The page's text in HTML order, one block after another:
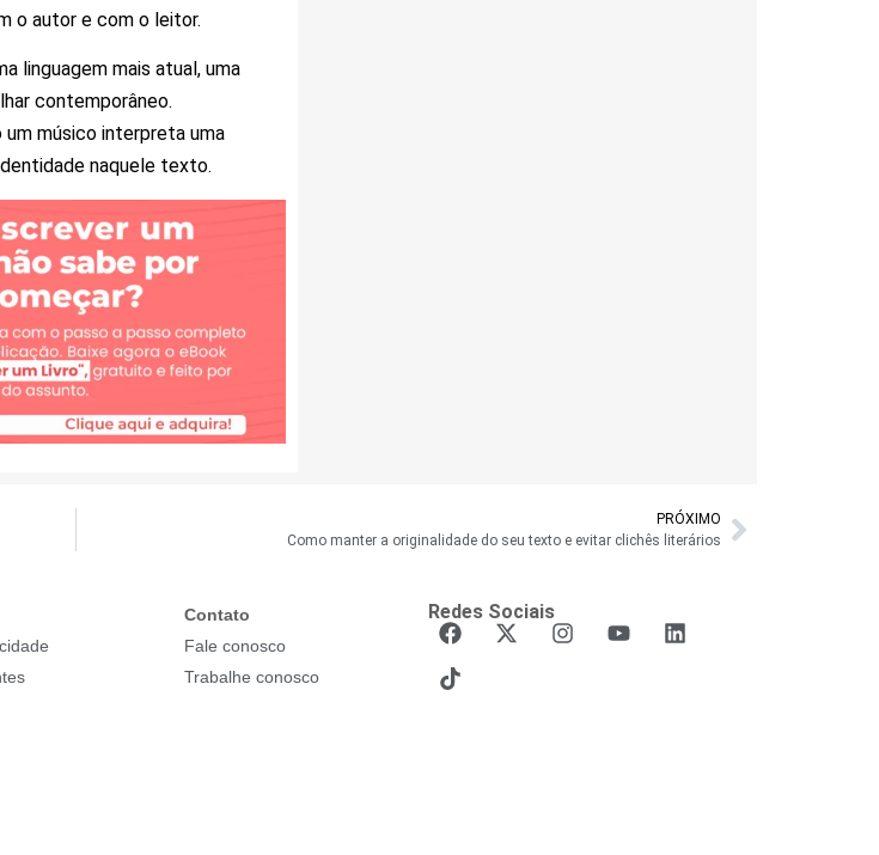
o autor e com o leitor.
linguagem mais atual, uma
contemporâneo.
um músico interpreta uma
naquele texto.
PRÓXIMO
Como manter a originalidade do seu texto e evitar clichês literários
Contato
Fale conosco
Trabalhe conosco
Redes Sociais